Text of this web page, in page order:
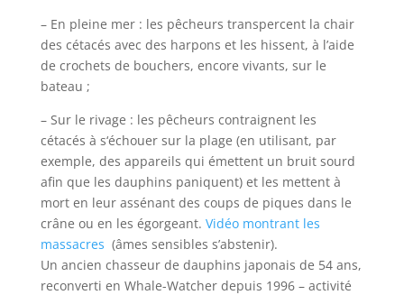
– En pleine mer : les pêcheurs transpercent la chair
des cétacés avec des harpons et les hissent, à l’aide
de crochets de bouchers, encore vivants, sur le
bateau ;
– Sur le rivage : les pêcheurs contraignent les
cétacés à s‘échouer sur la plage (en utilisant, par
exemple, des appareils qui émettent un bruit sourd
afin que les dauphins paniquent) et les mettent à
mort en leur assénant des coups de piques dans le
crâne ou en les égorgeant. Vidéo montrant les
massacres (âmes sensibles s’abstenir).
Un ancien chasseur de dauphins japonais de 54 ans,
reconverti en Whale-Watcher depuis 1996 – activité